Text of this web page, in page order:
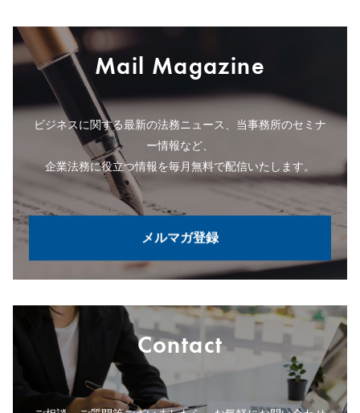
Mail Magazine
ビジネスに関する最新の法務ニュース、当事務所のセミナ
ー情報など、
企業法務に役立つ情報を毎月無料で配信いたします。
メルマガ登録
Contact